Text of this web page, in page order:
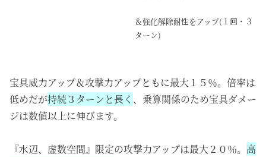
＆強化解除耐性をアップ(１回・３
ターン)
宝具威力アップ＆攻撃力アップともに最大１５％。倍率は
低めだが持続３ターンと長く 、乗算関係のため宝具ダメー
ジは数値以上に伸びます。
『水辺、虚数空間』限定の攻撃力アップは最大２０％。 高